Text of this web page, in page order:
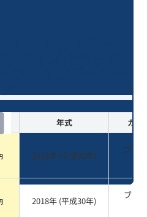
年式 カラ
2018年 (平成30年)
ブラ
2018年 (平成30年)
ブラ